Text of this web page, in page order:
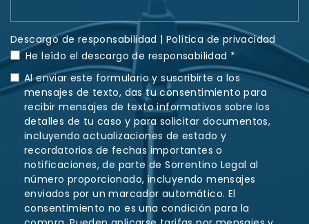
Descargo de responsabilidad |Política de privacidad
He leído el descargo de responsabilidad *
Al enviar este formulario y suscribirte a los
mensajes de texto, das tu consentimiento para
recibir mensajes de texto informativos sobre los
detalles de tu caso y para solicitar documentos,
incluyendo actualizaciones de estado y
recordatorios de fechas importantes o
notificaciones, de parte de Sorrentino Legal al
número proporcionado, incluyendo mensajes
enviados por un marcador automático. El
consentimiento no es una condición para la